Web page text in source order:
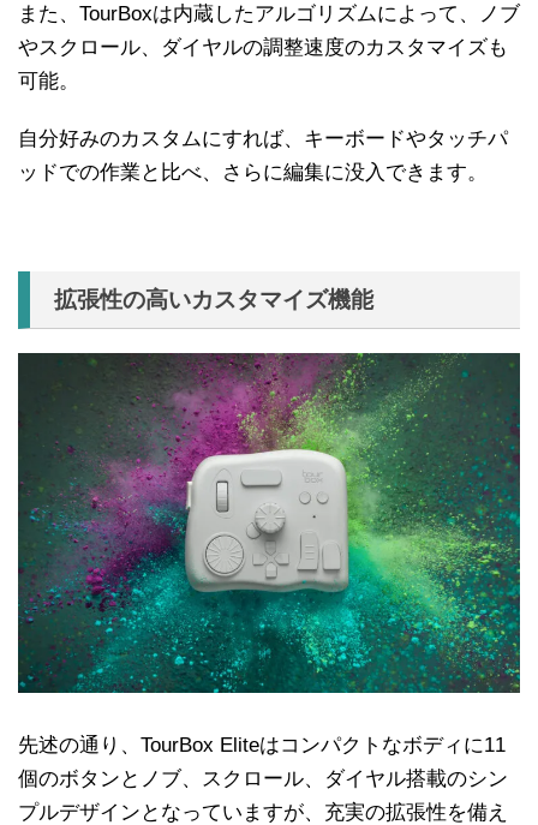
また、TourBoxは内蔵したアルゴリズムによって、ノブ
やスクロール、ダイヤルの調整速度のカスタマイズも
可能。
自分好みのカスタムにすれば、キーボードやタッチパ
ッドでの作業と比べ、さらに編集に没入できます。
拡張性の高いカスタマイズ機能
先述の通り、TourBox Eliteはコンパクトなボディに11
個のボタンとノブ、スクロール、ダイヤル搭載のシン
プルデザインとなっていますが、充実の拡張性を備え